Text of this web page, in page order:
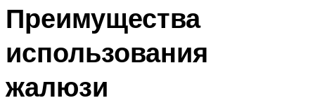
Преимущества
использования
жалюзи